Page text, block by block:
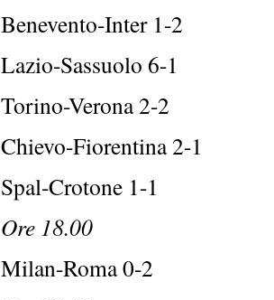
Benevento-Inter 1-2
Lazio-Sassuolo 6-1
Torino-Verona 2-2
Chievo-Fiorentina 2-1
Spal-Crotone 1-1
Ore 18.00
Milan-Roma 0-2